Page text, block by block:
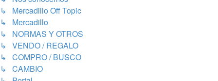
↳ Mercadillo Off Topic
↳ Mercadillo
↳ NORMAS Y OTROS
↳ VENDO / REGALO
↳ COMPRO / BUSCO
↳ CAMBIO